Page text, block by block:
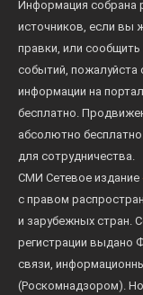
Информация собрана
источников, если вы
правки, или
событий, пожалуйста
информации на
бесплатно.
абсолютно
для сотрудничества.
СМИ Сетевое издание
с правом
и зарубежных стран.
регистрации выдано
связи,
(Роскомнадзором).